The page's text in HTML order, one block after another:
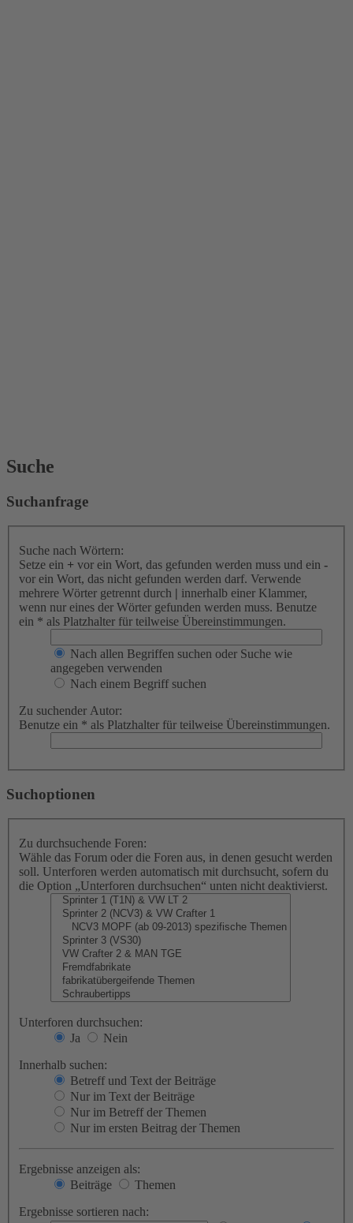
Suche
Suchanfrage
Suche nach Wörtern:
Setze ein + vor ein Wort, das gefunden werden muss und ein -
vor ein Wort, das nicht gefunden werden darf. Verwende
mehrere Wörter getrennt durch | innerhalb einer Klammer,
wenn nur eines der Wörter gefunden werden muss. Benutze
ein * als Platzhalter für teilweise Übereinstimmungen.
Nach allen Begriffen suchen oder Suche wie
angegeben verwenden
Nach einem Begriff suchen
Zu suchender Autor:
Benutze ein * als Platzhalter für teilweise Übereinstimmungen.
Suchoptionen
Zu durchsuchende Foren:
Wähle das Forum oder die Foren aus, in denen gesucht werden
soll. Unterforen werden automatisch mit durchsucht, sofern du
die Option „Unterforen durchsuchen“ unten nicht deaktivierst.
Unterforen durchsuchen:
Ja
Nein
Innerhalb suchen:
Betreff und Text der Beiträge
Nur im Text der Beiträge
Nur im Betreff der Themen
Nur im ersten Beitrag der Themen
Ergebnisse anzeigen als:
Beiträge
Themen
Ergebnisse sortieren nach: